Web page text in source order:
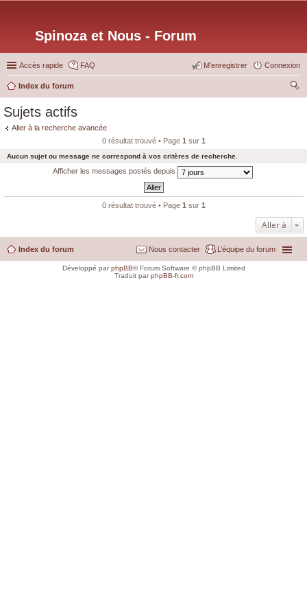
Spinoza et Nous - Forum
Accès rapide FAQ Connexion
M’enregistrer
Index du forum
Sujets actifs
Aller à la recherche avancée
0 résultat trouvé • Page 1 sur 1
Aucun sujet ou message ne correspond à vos critères de recherche.
Afficher les messages postés depuis
0 résultat trouvé • Page 1 sur 1
Aller à
Index du forum L’équipe du forum
Nous contacter
Développé parphpBB® Forum Software © phpBB Limited
Traduit parphpBB-fr.com